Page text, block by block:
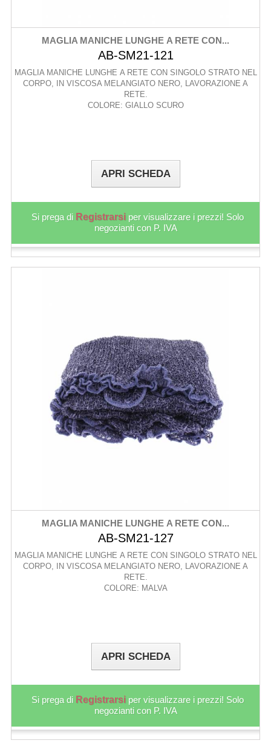
MAGLIA MANICHE LUNGHE A RETE CON...
AB-SM21-121
MAGLIA MANICHE LUNGHE A RETE CON SINGOLO STRATO NEL
CORPO, IN VISCOSA MELANGIATO NERO, LAVORAZIONE A
RETE.
COLORE: GIALLO SCURO
APRI SCHEDA
Si prega di Registrarsi per visualizzare i prezzi! Solo
negozianti con P. IVA
MAGLIA MANICHE LUNGHE A RETE CON...
AB-SM21-127
MAGLIA MANICHE LUNGHE A RETE CON SINGOLO STRATO NEL
CORPO, IN VISCOSA MELANGIATO NERO, LAVORAZIONE A
RETE.
COLORE: MALVA
APRI SCHEDA
Si prega di Registrarsi per visualizzare i prezzi! Solo
negozianti con P. IVA